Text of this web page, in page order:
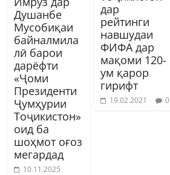
Душанбе
Мусобиқаи
байналмила
лӣ барои
дарёфти
«Ҷоми
Президенти
Ҷумҳурии
Тоҷикистон»
оид ба
шоҳмот оғоз
мегардад
10.11.2025
дар
рейтинги
навшудаи
ФИФА дар
мақоми 120-
ум қарор
гирифт
19.02.2021 0